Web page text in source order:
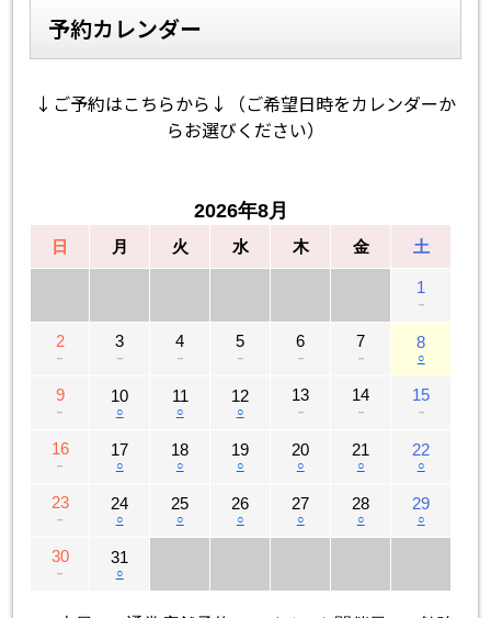
予約カレンダー
↓ご予約はこちらから↓（ご希望日時をカレンダーか
らお選びください）
2026年8月
日 月 火 水 木 金 土
1
－
2
－
3
－
4
－
5
－
6
－
7
－
8
○
9
－
10
○
11
○
12
○
13
－
14
－
15
－
16
－
17
○
18
○
19
○
20
○
21
○
22
○
23
－
24
○
25
○
26
○
27
○
28
○
29
○
30
－
31
○